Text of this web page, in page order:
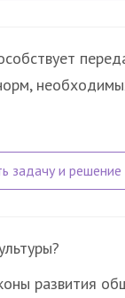
развития